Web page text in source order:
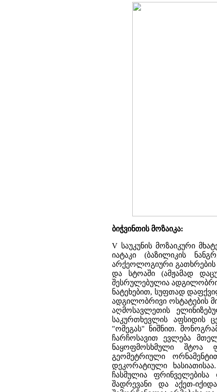
ბიჭვინთის მოზაიკა:
V საუკუნის მოზაიკური
იატაკი (ბაზილიკის
არქეოლოგიური
და სტოაში (ამჟამად
შესრულებულია
ნატეხებით, სუფთად
ადგილობრივი ოსტატების
აღმოსავლეთის
საკურთხევლის აფსიდის
"ომეგას" ნიშნით.
ჩარჩოსავით ევლება
ნაყოფმოსხმული შტოა
გეომეტრიული
დეკორატიული
ჩასმულია ფრინველებისა
შადრევანი და აქეთ-